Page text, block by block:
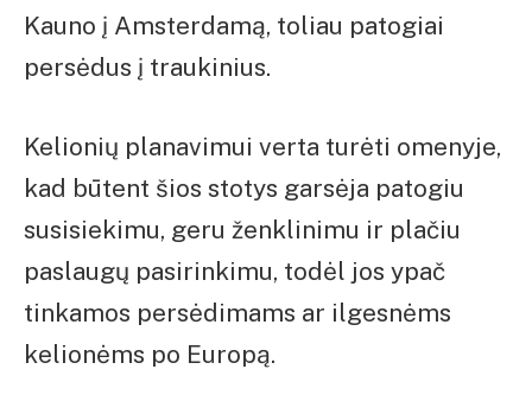
Kauno į Amsterdamą, toliau patogiai
persėdus į traukinius.
Kelionių planavimui verta turėti omenyje,
kad būtent šios stotys garsėja patogiu
susisiekimu, geru ženklinimu ir plačiu
paslaugų pasirinkimu, todėl jos ypač
tinkamos persėdimams ar ilgesnėms
kelionėms po Europą.